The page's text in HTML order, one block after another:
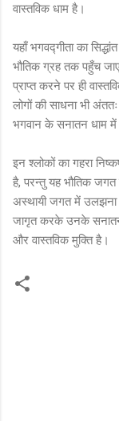
वास्तविक धाम है।
यहाँ भगवद्गीता का
भौतिक ग्रह तक पहुँच
प्राप्त करने पर ही
लोगों की साधना भी
भगवान के सनातन धाम
इन श्लोकों का गहरा
है, परन्तु यह भौतिक
अस्थायी जगत में उलझना
जागृत करके उनके सनातन
और वास्तविक मुक्ति है।